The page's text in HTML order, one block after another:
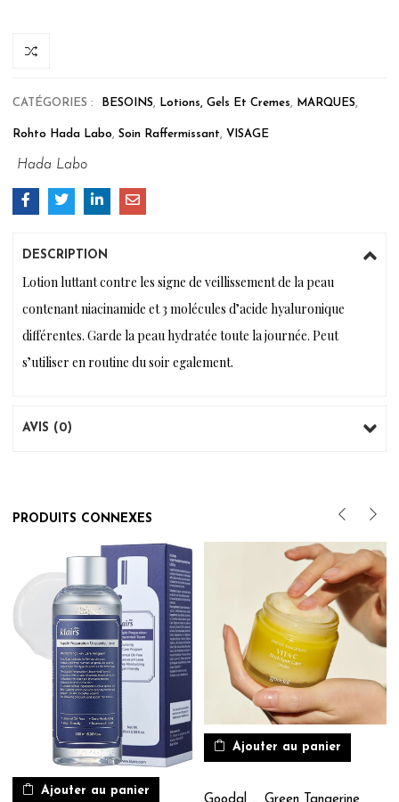
CATÉGORIES : BESOINS, Lotions, Gels Et Cremes, MARQUES,
Rohto Hada Labo,Soin Raffermissant, VISAGE
Hada Labo
DESCRIPTION
Lotion luttant contre les signe de veillissement de la peau
contenant niacinamide et 3 molécules d’acide hyaluronique
différentes. Garde la peau hydratée toute la journée. Peut
s’utiliser en routine du soir egalement.
AVIS (0)
PRODUITS CONNEXES
Ajouter au panier
Ajouter au panier